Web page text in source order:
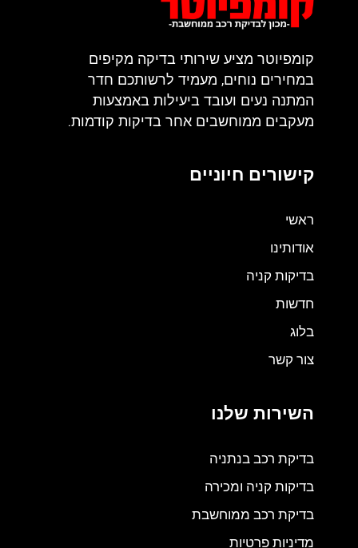
קומפיוטר מציע שירותי בדיקה מקיפים
במחירים נוחים, מעמיד לרשותכם חדר
המתנה נעים ועובד ביעילות באמצעות
מעקבים ממוחשבים אחר בדיקות קודמות.
קישורים חיוניים
ראשי
אודותינו
בדיקות קניה
חדשות
בלוג
צור קשר
השירות שלנו
בדיקת רכב בנתניה
בדיקות קניה ומכירה
בדיקת רכב ממוחשבת
מדיניות פרטיות